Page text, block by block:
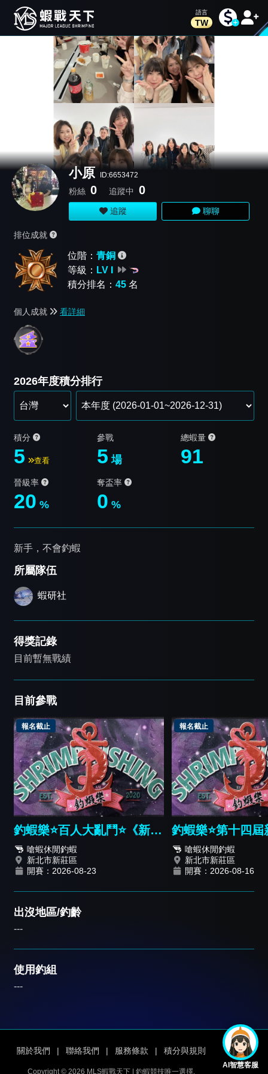
TW
小原 ID:6653472
粉絲 0 追蹤中 0
追蹤 聊聊
排位成就
位階： 青銅
等級： LV Ⅰ
積分排名： 45 名
個人成就 看詳細
2026年度積分排行
積分
5 查看
參戰
5場
總蝦量
91
晉級率
20%
奪盃率
0 %
新手，不會釣蝦
所屬隊伍
蝦研社
得獎記錄
目前暫無戰績
目前參戰
報名截止
釣蝦樂⭐️百人大亂鬥⭐️《新人
報名篇》
嗆蝦休閒釣蝦
新北市新莊區
開賽：2026-08-23
報名截止
釣蝦樂⭐️第十四屆
嗆蝦休閒釣蝦
新北市新莊區
開賽：2026-08-16
出沒地區/釣齡
---
使用釣組
---
AI智慧客服
關於我們 | 聯絡我們 | 服務條款 | 積分與規則
Copyright © 2026 MLS蝦戰天下 | 釣蝦競技唯一選擇.